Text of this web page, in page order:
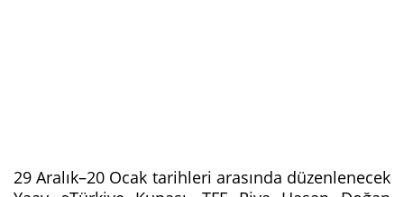
29 Aralık–20 Ocak tarihleri arasında düzenlenecek